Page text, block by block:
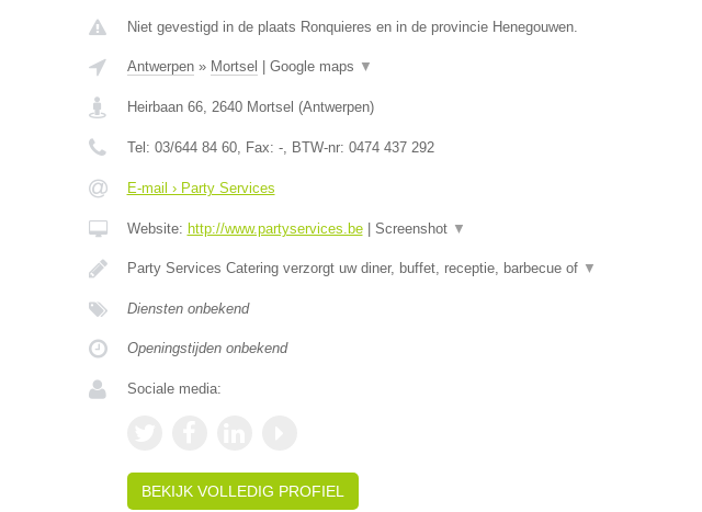
Niet gevestigd in de plaats Ronquieres en in de provincie Henegouwen.
Antwerpen» Mortsel Google maps ▼
Heirbaan 66, 2640 Mortsel (Antwerpen)
Tel: 03/644 84 60, Fax: -, BTW-nr: 0474 437 292
E-mail › Party Services
Website: http://www.partyservices.be| Screenshot ▼
Party Services Catering verzorgt uw diner, buffet, receptie, barbecue of ▼
Diensten onbekend
Openingstijden onbekend
Sociale media:
BEKIJK VOLLEDIG PROFIEL